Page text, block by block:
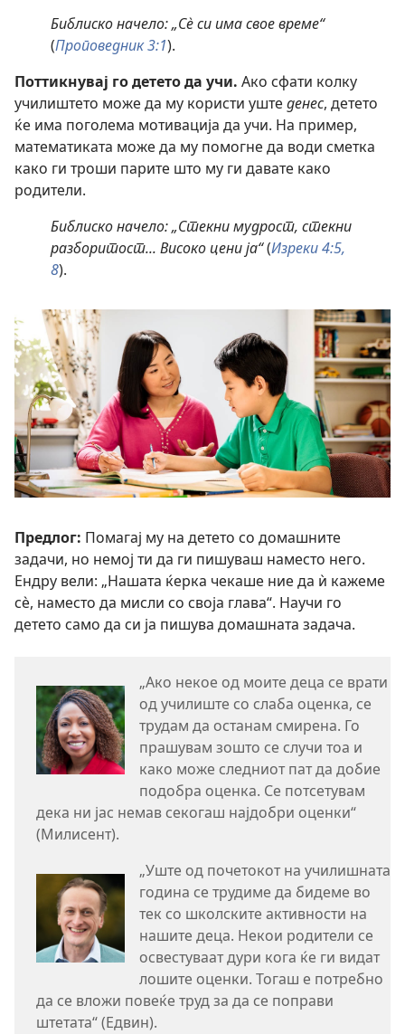
Библиско начело: „Сѐ си има свое време“
(Проповедник 3:1).
Поттикнувај го детето да учи. Ако сфати колку
училиштето може да му користи уште денес, детето
ќе има поголема мотивација да учи. На пример,
математиката може да му помогне да води сметка
како ги троши парите што му ги давате како
родители.
Библиско начело: „Стекни мудрост, стекни
разборитост... Високо цени ја“(Изреки 4:5,
8).
Предлог: Помагај му на детето со домашните
задачи, но немој ти да ги пишуваш наместо него.
Ендру вели: „Нашата ќерка чекаше ние да ѝ кажеме
сѐ, наместо да мисли со своја глава“. Научи го
детето само да си ја пишува домашната задача.
„Ако некое од моите деца се врати
од училиште со слаба оценка, се
трудам да останам смирена. Го
прашувам зошто се случи тоа и
како може следниот пат да добие
подобра оценка. Се потсетувам
дека ни јас немав секогаш најдобри оценки“
(Милисент).
„Уште од почетокот на училишната
година се трудиме да бидеме во
тек со школските активности на
нашите деца. Некои родители се
освестуваат дури кога ќе ги видат
лошите оценки. Тогаш е потребно
да се вложи повеќе труд за да се поправи
штетата“ (Едвин).